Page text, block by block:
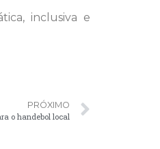
inclusiva e
PRÓXIMO
o handebol local